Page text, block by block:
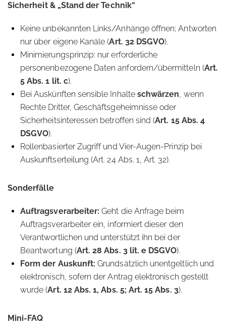
Sicherheit & „Stand der Technik“
Keine unbekannten Links/Anhänge öffnen; Antworten
nur über eigene Kanäle (Art. 32 DSGVO).
Minimierungsprinzip: nur erforderliche
personenbezogene Daten anfordern/übermitteln (Art.
5 Abs. 1 lit. c).
Bei Auskünften sensible Inhalte schwärzen, wenn
Rechte Dritter, Geschäftsgeheimnisse oder
Sicherheitsinteressen betroffen sind (Art. 15 Abs. 4
DSGVO).
Rollenbasierter Zugriff und Vier-Augen-Prinzip bei
Auskunftserteilung (Art. 24 Abs. 1, Art. 32).
Sonderfälle
Auftragsverarbeiter: Geht die Anfrage beim
Auftragsverarbeiter ein, informiert dieser den
Verantwortlichen und unterstützt ihn bei der
Beantwortung (Art. 28 Abs. 3 lit. e DSGVO).
Form der Auskunft: Grundsätzlich unentgeltlich und
elektronisch, sofern der Antrag elektronisch gestellt
wurde (Art. 12 Abs. 1, Abs. 5; Art. 15 Abs. 3).
Mini-FAQ